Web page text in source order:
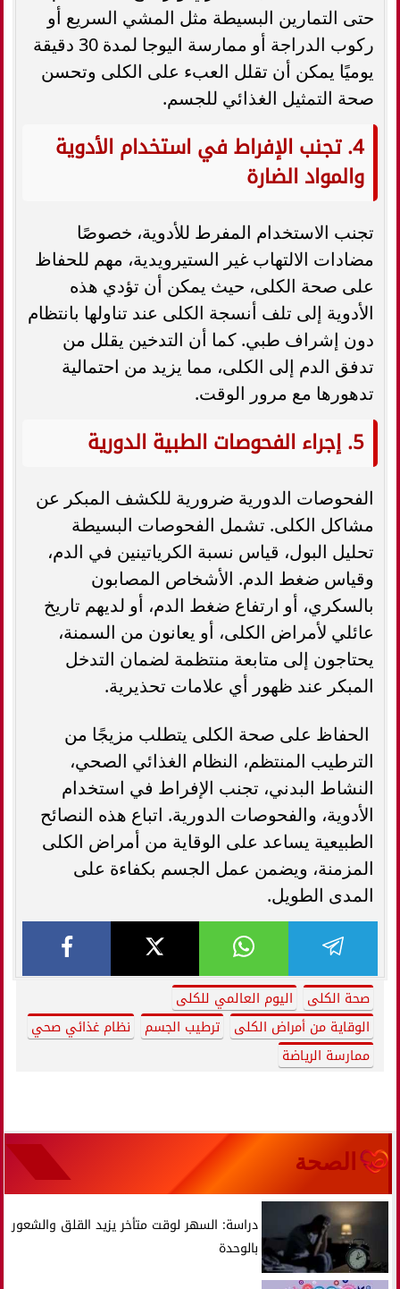
حتى التمارين البسيطة مثل المشي السريع أو
ركوب الدراجة أو ممارسة اليوجا لمدة 30 دقيقة
يوميًا يمكن أن تقلل العبء على الكلى وتحسن
صحة التمثيل الغذائي للجسم.
4. تجنب الإفراط في استخدام الأدوية
والمواد الضارة
تجنب الاستخدام المفرط للأدوية، خصوصًا
مضادات الالتهاب غير الستيرويدية، مهم للحفاظ
على صحة الكلى، حيث يمكن أن تؤدي هذه
الأدوية إلى تلف أنسجة الكلى عند تناولها بانتظام
دون إشراف طبي. كما أن التدخين يقلل من
تدفق الدم إلى الكلى، مما يزيد من احتمالية
تدهورها مع مرور الوقت.
5. إجراء الفحوصات الطبية الدورية
الفحوصات الدورية ضرورية للكشف المبكر عن
مشاكل الكلى. تشمل الفحوصات البسيطة
تحليل البول، قياس نسبة الكرياتينين في الدم،
وقياس ضغط الدم. الأشخاص المصابون
بالسكري، أو ارتفاع ضغط الدم، أو لديهم تاريخ
عائلي لأمراض الكلى، أو يعانون من السمنة،
يحتاجون إلى متابعة منتظمة لضمان التدخل
المبكر عند ظهور أي علامات تحذيرية.
الحفاظ على صحة الكلى يتطلب مزيجًا من
الترطيب المنتظم، النظام الغذائي الصحي،
النشاط البدني، تجنب الإفراط في استخدام
الأدوية، والفحوصات الدورية. اتباع هذه النصائح
الطبيعية يساعد على الوقاية من أمراض الكلى
المزمنة، ويضمن عمل الجسم بكفاءة على
المدى الطويل.
صحة الكلى
اليوم العالمي للكلى
الوقاية من أمراض الكلى
ترطيب الجسم
نظام غذائي صحي
ممارسة الرياضة
الصحة
دراسة: السهر لوقت متأخر يزيد القلق والشعور
بالوحدة